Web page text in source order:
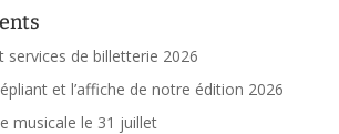
de billetterie 2026
et l’affiche de notre édition 2026
musicale le 31 juillet